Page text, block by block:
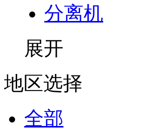
分离机
展开
地区选择
全部